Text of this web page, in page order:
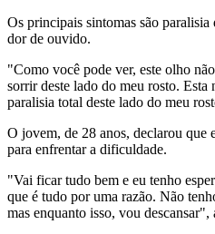
Os principais sintomas são
dor de ouvido.
"Como você pode ver, este olho
sorrir deste lado do meu rosto. Esta
paralisia total deste lado do meu
O jovem, de 28 anos, declarou que
para enfrentar a dificuldade.
"Vai ficar tudo bem e eu tenho
que é tudo por uma razão. Não
mas enquanto isso, vou